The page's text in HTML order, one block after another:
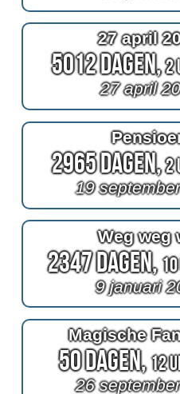
27 april
5012 Dagen,2
27 april
2965 Dagen,2
19
Weg weg
2347 Dagen,
9 januari
Magische
50 Dagen,12
26